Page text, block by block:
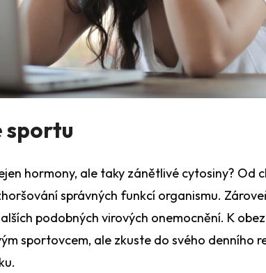
sportu
hormony, ale taky zánětlivé cytosiny? Od
správných funkcí organismu.
podobných virových onemocnění. K
sportovcem, ale zkuste do svého denního